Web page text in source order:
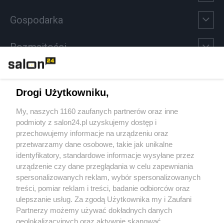
Gospodarka
Rozmaitości
Sport
Społeczeństwo
Kultura
X Facebook Instagram Youtube
Drogi Użytkowniku,
My, naszych 1160 zaufanych partnerów oraz inne
podmioty z salon24.pl uzyskujemy dostęp i
przechowujemy informacje na urządzeniu oraz
przetwarzamy dane osobowe, takie jak unikalne
identyfikatory, standardowe informacje wysyłane przez
urządzenie czy dane przeglądania w celu zapewniania
spersonalizowanych reklam, wybór spersonalizowanych
treści, pomiar reklam i treści, badanie odbiorców oraz
ulepszanie usług. Za zgodą Użytkownika my i Zaufani
Partnerzy możemy używać dokładnych danych
geolokalizacyjnych oraz aktywnie skanować